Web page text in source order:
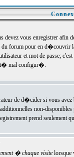
vous enregistrer
du forum pour en
et mot de passe;
mal configur�.
de d�cider si vous
non-
prend seulement
� chaque visitelorsque